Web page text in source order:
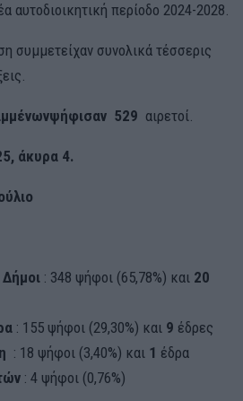
αυτοδιοικητική περίοδο 2024-2028.
συμμετείχαν συνολικά τέσσερις
ψήφισαν 529 αιρετοί.
, άκυρα 4.
Δήμοι : 348 ψήφοι (65,78%) και 20
: 155 ψήφοι (29,30%) και 9 έδρες
: 18 ψήφοι (3,40%) και 1 έδρα
: 4 ψήφοι (0,76%)